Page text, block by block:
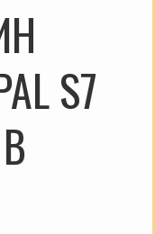
S7